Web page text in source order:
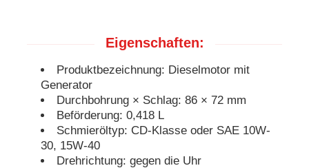
Geräuscharmer Generator
Generatorwartung
Schweißgeneratorsatz
Eigenschaften:
Produktbezeichnung: Dieselmotor mit
Generator
Durchbohrung × Schlag: 86 × 72 mm
Beförderung: 0,418 L
Schmieröltyp: CD-Klasse oder SAE 10W-
30, 15W-40
Drehrichtung: gegen die Uhr